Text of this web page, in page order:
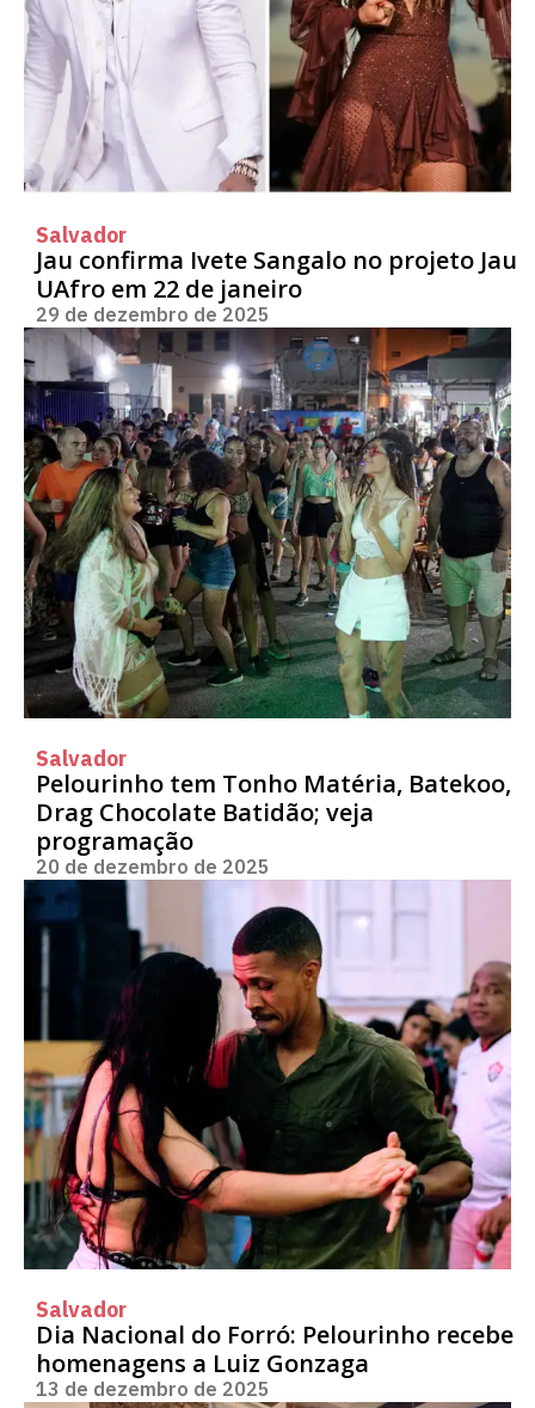
Salvador
Jau confirma Ivete Sangalo no projeto Jau
UAfro em 22 de janeiro
29 de dezembro de 2025
Salvador
Pelourinho tem Tonho Matéria, Batekoo,
Drag Chocolate Batidão; veja
programação
20 de dezembro de 2025
Salvador
Dia Nacional do Forró: Pelourinho recebe
homenagens a Luiz Gonzaga
13 de dezembro de 2025